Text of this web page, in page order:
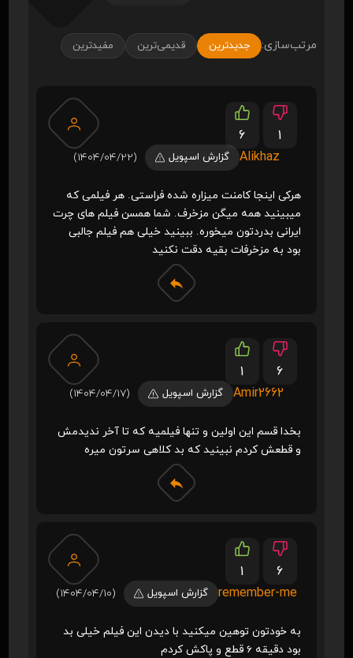
مرتب‌سازی: جدیدترین قدیمی‌ترین مفیدترین
6
1
Alikhaz
گزارش اسپویل (1404/04/22)
هرکی اینجا کامنت میزاره شده فراستی. هر فیلمی که
میبینید همه میگن مزخرف. شما همسن فیلم های چرت
ایرانی بدردتون میخوره. ببینید خیلی هم فیلم جالبی
بود به مزخرفات بقیه دقت نکنید
1
6
Amir2662
گزارش اسپویل (1404/04/17)
بخدا قسم این اولین و تنها فیلمیه که تا آخر ندیدمش
و قطعش کردم نبینید که بد کلاهی سرتون میره
1
6
remember-me
گزارش اسپویل (1404/04/10)
به خودتون توهین میکنید با دیدن این فیلم خیلی بد
بود دقیقه 6 قطع و پاکش کردم